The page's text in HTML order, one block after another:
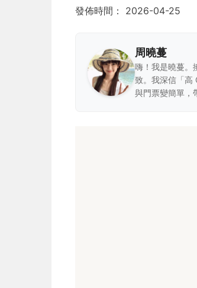
發佈時間： 2026-04-25
周曉蔓
嗨！我是曉蔓。
致。我深信「高
與門票變簡單，